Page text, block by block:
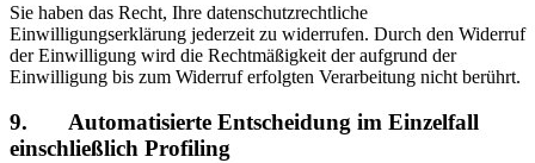
Sie haben das Recht, Ihre datenschutzrechtliche
Einwilligungserklärung jederzeit zu widerrufen. Durch den Widerruf
der Einwilligung wird die Rechtmäßigkeit der aufgrund der
Einwilligung bis zum Widerruf erfolgten Verarbeitung nicht berührt.
9. Automatisierte Entscheidung im Einzelfall
einschließlich Profiling